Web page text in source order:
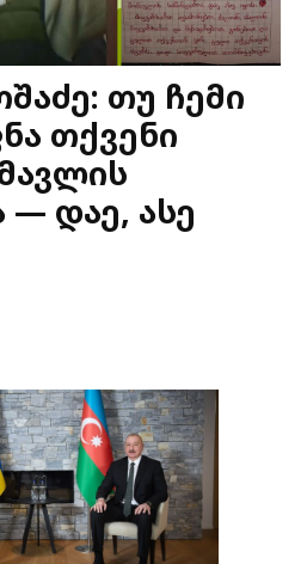
თუ ჩემი
თქვენი
— დაე, ასე